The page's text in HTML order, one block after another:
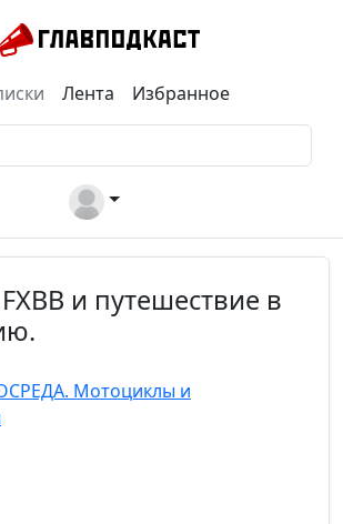
Лента Избранное
и путешествие в
Мотоциклы и